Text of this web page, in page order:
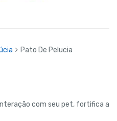
Pato De Pelucia
com seu pet, fortifica a